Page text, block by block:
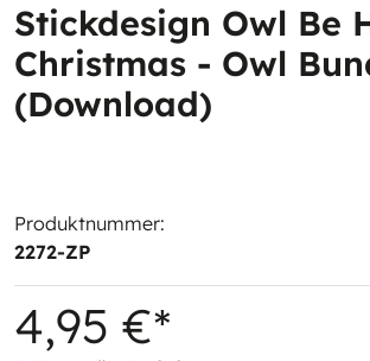
Stickdesign Owl Be
Christmas - Owl
(Download)
Produktnummer:
2272-ZP
4,95 €*